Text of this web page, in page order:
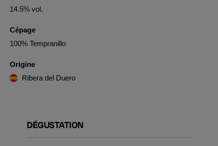
14.5% vol.
Cépage
100% Tempranillo
Origine
Ribera del Duero
DÉGUSTATION